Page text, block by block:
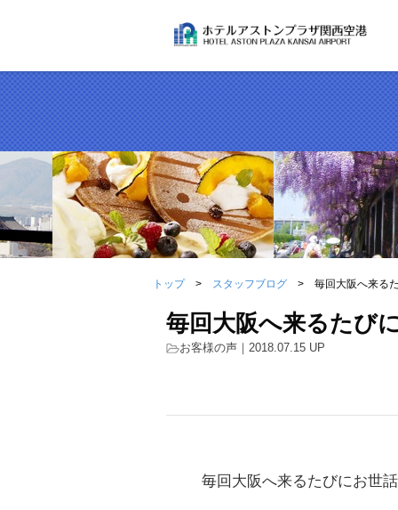
トップ スタッフブログ 毎回大阪へ来る
毎回大阪へ来るたび
お客様の声 ｜2018.07.15 UP
毎回大阪へ来るたびにお世